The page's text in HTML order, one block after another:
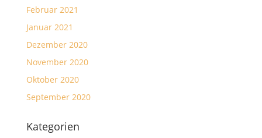
Februar 2021
Januar 2021
Dezember 2020
November 2020
Oktober 2020
September 2020
Kategorien